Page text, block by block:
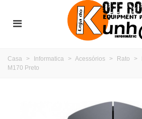
Casa > Informatica > Acessórios > Rato >
M170 Preto